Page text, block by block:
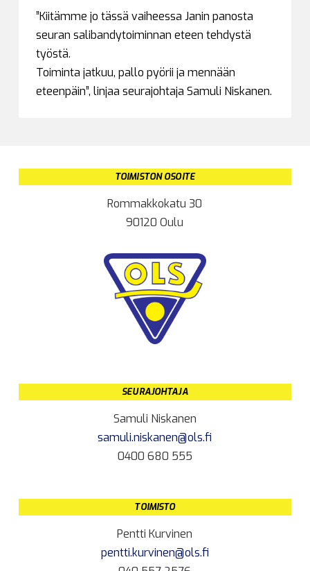
”Kiitämme jo tässä vaiheessa Janin panosta
seuran salibandytoiminnan eteen tehdystä
työstä.
Toiminta jatkuu, pallo pyörii ja mennään
eteenpäin”, linjaa seurajohtaja Samuli Niskanen.
TOIMISTON OSOITE
Rommakkokatu 30
90120 Oulu
SEURAJOHTAJA
Samuli Niskanen
samuli.niskanen@ols.fi
0400 680 555
TOIMISTO
Pentti Kurvinen
pentti.kurvinen@ols.fi